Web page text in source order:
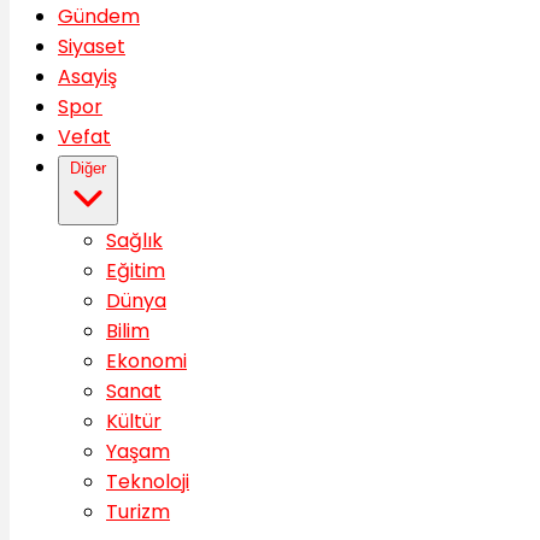
Gündem
Siyaset
Asayiş
Spor
Vefat
Diğer
Sağlık
Eğitim
Dünya
Bilim
Ekonomi
Sanat
Kültür
Yaşam
Teknoloji
Turizm